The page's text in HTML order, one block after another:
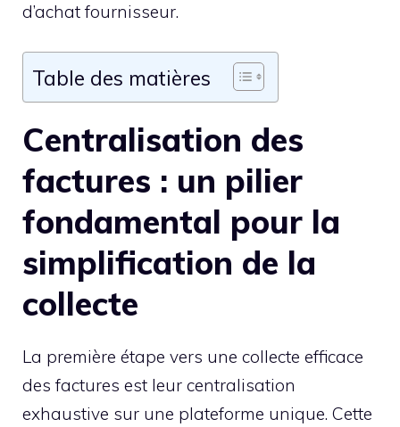
d’achat fournisseur.
Table des matières
Centralisation des
factures : un pilier
fondamental pour la
simplification de la
collecte
La première étape vers une collecte efficace
des factures est leur centralisation
exhaustive sur une plateforme unique. Cette